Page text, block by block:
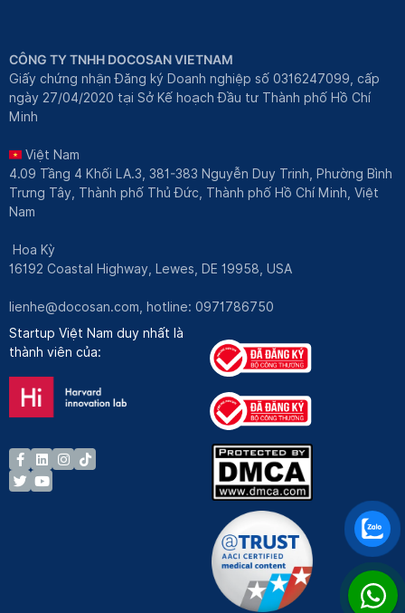
CÔNG TY TNHH DOCOSAN VIETNAM
Giấy chứng nhận Đăng ký Doanh nghiệp số 0316247099, cấp
ngày 27/04/2020 tại Sở Kế hoạch Đầu tư Thành phố Hồ Chí
Minh
Việt Nam
4.09 Tầng 4 Khối LA.3, 381-383 Nguyễn Duy Trinh, Phường Bình
Trưng Tây, Thành phố Thủ Đức, Thành phố Hồ Chí Minh, Việt
Nam
Hoa Kỳ
16192 Coastal Highway, Lewes, DE 19958, USA
lienhe@docosan.com , hotline: 0971786750
Startup Việt Nam duy nhất là
thành viên của: